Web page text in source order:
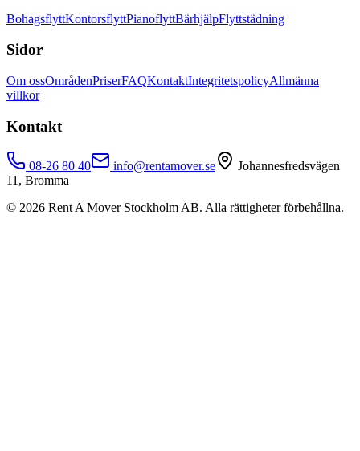
BohagsflyttKontorsflyttPianoflyttBärhjälpFlyttstädning
Sidor
Om ossOmrådenPriserFAQKontaktIntegritetspolicyAllmänna
villkor
Kontakt
08-26 80 40 info@rentamover.se
Johannesfredsvägen
11, Bromma
© 2026 Rent A Mover Stockholm AB. Alla rättigheter förbehållna.